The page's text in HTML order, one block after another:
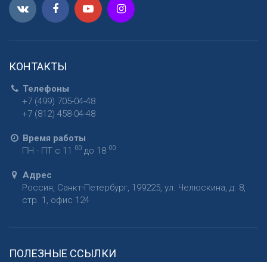
КОНТАКТЫ
Телефоны
+7 (499) 705-04-48
+7 (812) 458-04-48
Время работы
ПН - ПТ с 11
00 до 18 00
Адрес
Россия Санкт-Петербург 199225 ул. Челюскина, д. 8,
стр. 1, офис 124
ПОЛЕЗНЫЕ ССЫЛКИ